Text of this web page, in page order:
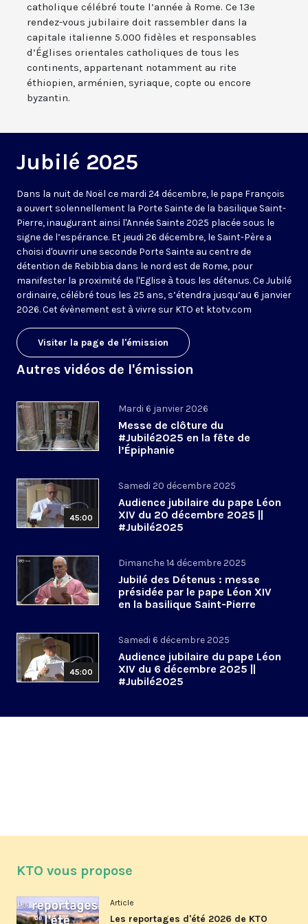
catholique célébré toute l’année à Rome. Ce 13e
rendez-vous jubilaire doit rassembler dans la
capitale italienne 5.000 fidèles et responsables
d’Églises orientales catholiques de tous les
continents, appartenant notamment au rite
éthiopien, arménien, syriaque, copte ou encore
byzantin.
Jubilé 2025
Dans la nuit de Noël ce mardi 24 décembre, le pape François
a ouvert solennellement la Porte Sainte de la basilique Saint-
Pierre, inaugurant ainsi l'Année Sainte 2025 placée sous le
signe de l’espérance. Et jeudi 26 décembre, le Saint-Père a
choisi d'ouvrir une seconde Porte Sainte au centre de
détention de Rebibbia dans le nord est de Rome, pour
manifester la proximité de l'Eglise à tous les détenus. Ce Jubilé
ordinaire, célébré tous les 25 ans, s’étendra jusqu’au 6 janvier
2026. Cet évènement est à vivre sur KTO et ktotv.com
Visiter la page de l'émission
Autres vidéos de l'émission
Mardi 6 janvier 2026
Messe de clôture du
#Jubilé2025 en la fête de
l’Épiphanie
45:00
Samedi 20 décembre 2025
Audience jubilaire du pape Léon
XIV du 20 décembre 2025 ||
#Jubilé2025
Dimanche 14 décembre 2025
Jubilé des Détenus : messe
présidée par le pape Léon XIV
en la basilique Saint-Pierre
45:00
Samedi 6 décembre 2025
Audience jubilaire du pape Léon
XIV du 6 décembre 2025 ||
#Jubilé2025
KTO vous propose
Article
Les reportages d'été 2026 de KTO